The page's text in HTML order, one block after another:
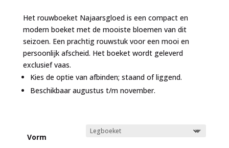
tot
€779,00
Het rouwboeket Najaarsgloed is een compact en
modern boeket met de mooiste bloemen van dit
seizoen. Een prachtig rouwstuk voor een mooi en
persoonlijk afscheid. Het boeket wordt geleverd
exclusief vaas.
Kies de optie van afbinden; staand of liggend.
Beschikbaar augustus t/m november.
Vorm